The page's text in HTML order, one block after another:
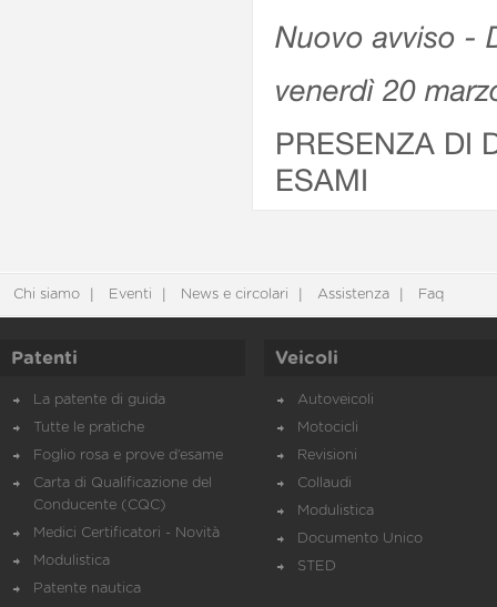
Nuovo avviso -
venerdì 20
PRESENZA DI
ESAMI
Chi siamo Eventi News e circolari Assistenza Faq
Patenti
La patente di guida
Tutte le pratiche
Foglio rosa e prove d’esame
Carta di Qualificazione del
Conducente (CQC)
Medici Certificatori - Novità
Modulistica
Patente nautica
Veicoli
Autoveicoli
Motocicli
Revisioni
Collaudi
Modulistica
Documento Unico
STED